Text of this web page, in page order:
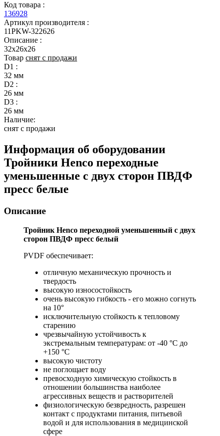
Код товара :
136928
Артикул производителя :
11PKW-322626
Описание :
32x26x26
Товар снят с продажи
D1 :
32 мм
D2 :
26 мм
D3 :
26 мм
Наличие:
снят с продажи
Информация об оборудовании
Тройники Henco переходные
уменьшенные с двух сторон ПВДФ
пресс белые
Описание
Тройник Henco переходной уменьшенный с двух
сторон ПВДФ пресс белый
PVDF обеспечивает:
отличную механическую прочность и
твердость
высокую износостойкость
очень высокую гибкость - его можно согнуть
на 10°
исключительную стойкость к тепловому
старению
чрезвычайную устойчивость к
экстремальным температурам: от -40 °C до
+150 °C
высокую чистоту
не поглощает воду
превосходную химическую стойкость в
отношении большинства наиболее
агрессивных веществ и растворителей
физиологическую безвредность, разрешен
контакт с продуктами питания, питьевой
водой и для использования в медицинской
сфере